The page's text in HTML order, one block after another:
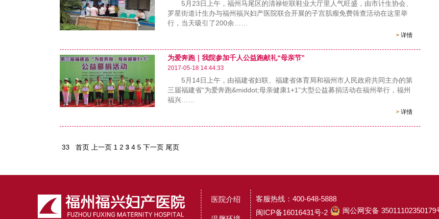
5月23日上午，福州马尾区的清禄钜联鞋业大厅里人气旺盛，由市计生协会、
罗星街道计生办与福州福兴妇产医院联合开展的子宫肌瘤免费筛查活动在这里举
行，当天吸引了200余……
> 详情
为爱奔跑｜我院参加千人公益跑献礼“母亲节”
2017-05-18 14:44:33
5月14日上午，由福建省妇联、福建省体育局和福州市人民政府共同主办的第
三届福建省“为爱奔跑&middot;母亲健康1+1”大型公益募捐活动在福州举行，福州
福兴……
> 详情
33 首页 上一页 1 2 3 4 5 下一页 尾页
医院介绍
客服热线：400-648-5888
闽ICP备16016431号-2
闽公网安备 35011102350179